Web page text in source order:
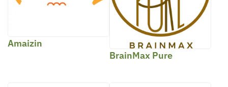
Amaizin
BrainMax Pure